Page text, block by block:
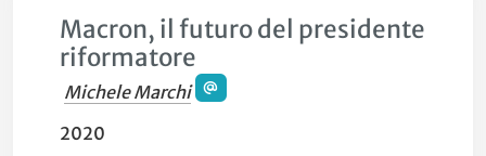
Macron, il futuro del presidente
riformatore
Michele Marchi
2020